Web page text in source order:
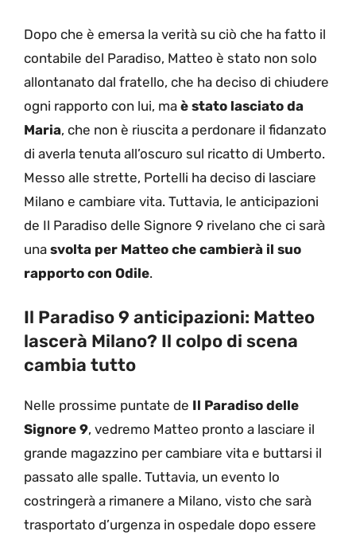
Dopo che è emersa la verità su ciò che ha fatto il
contabile del Paradiso, Matteo è stato non solo
allontanato dal fratello, che ha deciso di chiudere
ogni rapporto con lui, ma è stato lasciato da
Maria, che non è riuscita a perdonare il fidanzato
di averla tenuta all’oscuro sul ricatto di Umberto.
Messo alle strette, Portelli ha deciso di lasciare
Milano e cambiare vita. Tuttavia, le anticipazioni
de Il Paradiso delle Signore 9 rivelano che ci sarà
una svolta per Matteo che cambierà il suo
rapporto con Odile.
Il Paradiso 9 anticipazioni: Matteo
lascerà Milano? Il colpo di scena
cambia tutto
Nelle prossime puntate de Il Paradiso delle
Signore 9, vedremo Matteo pronto a lasciare il
grande magazzino per cambiare vita e buttarsi il
passato alle spalle. Tuttavia, un evento lo
costringerà a rimanere a Milano, visto che sarà
trasportato d’urgenza in ospedale dopo essere